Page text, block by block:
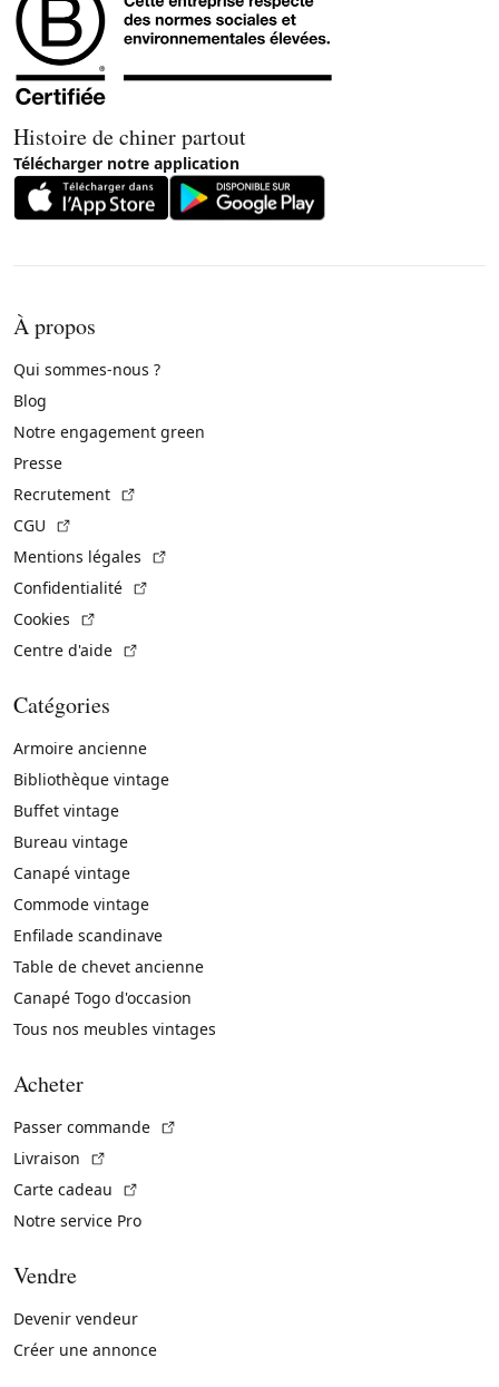
Histoire de chiner partout
Télécharger notre application
À propos
Qui sommes-nous ?
Blog
Notre engagement green
Presse
Recrutement
CGU
Mentions légales
Confidentialité
Cookies
Centre d'aide
Catégories
Armoire ancienne
Bibliothèque vintage
Buffet vintage
Bureau vintage
Canapé vintage
Commode vintage
Enfilade scandinave
Table de chevet ancienne
Canapé Togo d'occasion
Tous nos meubles vintages
Acheter
Passer commande
Livraison
Carte cadeau
Notre service Pro
Vendre
Devenir vendeur
Créer une annonce